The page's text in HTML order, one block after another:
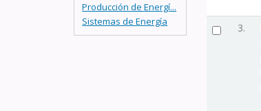
Producción de Energí...
Sistemas de Energía
3.